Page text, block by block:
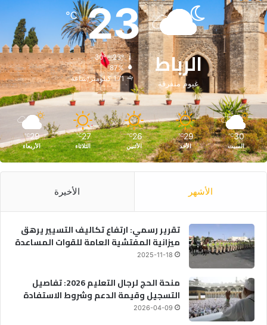
ن
ا
ع
ة
ا
ل
أ
ا
ب
ا
ل
إ
ت
ر
و
الرباط
غيوم متفرقة
23
℃
30º - 23º
87%
1.71 كيلومتر/ساعة
30
℃
السبت
29
℃
الأحد
26
℃
الأثنين
27
℃
الثلاثاء
29
℃
الأربعاء
الأشهر الأخيرة
تقرير رسمي: ارتفاع تكاليف التسيير يرهق
ميزانية المفتشية العامة للقوات المساعدة
2025-11-18
منحة الحج لرجال التعليم 2026: تفاصيل
التسجيل وقيمة الدعم وشروط الاستفادة
2026-04-09